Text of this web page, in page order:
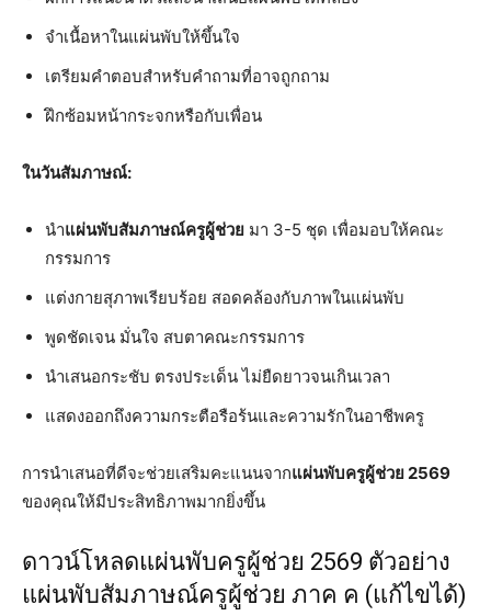
จำเนื้อหาในแผ่นพับให้ขึ้นใจ
เตรียมคำตอบสำหรับคำถามที่อาจถูกถาม
ฝึกซ้อมหน้ากระจกหรือกับเพื่อน
ในวันสัมภาษณ์:
นำแผ่นพับสัมภาษณ์ครูผู้ช่วย มา 3-5 ชุด เพื่อมอบให้คณะ
กรรมการ
แต่งกายสุภาพเรียบร้อย สอดคล้องกับภาพในแผ่นพับ
พูดชัดเจน มั่นใจ สบตาคณะกรรมการ
นำเสนอกระชับ ตรงประเด็น ไม่ยืดยาวจนเกินเวลา
แสดงออกถึงความกระตือรือร้นและความรักในอาชีพครู
การนำเสนอที่ดีจะช่วยเสริมคะแนนจากแผ่นพับครูผู้ช่วย 2569
ของคุณให้มีประสิทธิภาพมากยิ่งขึ้น
ดาวน์โหลดแผ่นพับครูผู้ช่วย 2569 ตัวอย่าง
แผ่นพับสัมภาษณ์ครูผู้ช่วย ภาค ค (แก้ไขได้)